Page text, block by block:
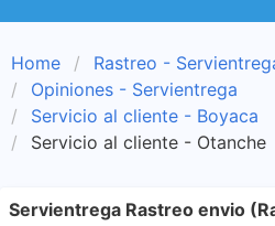
Home
Rastreo -
Opiniones - Servientrega
Servicio al cliente - Boyaca
Servicio al cliente - Otanche
Servientrega Rastreo envio